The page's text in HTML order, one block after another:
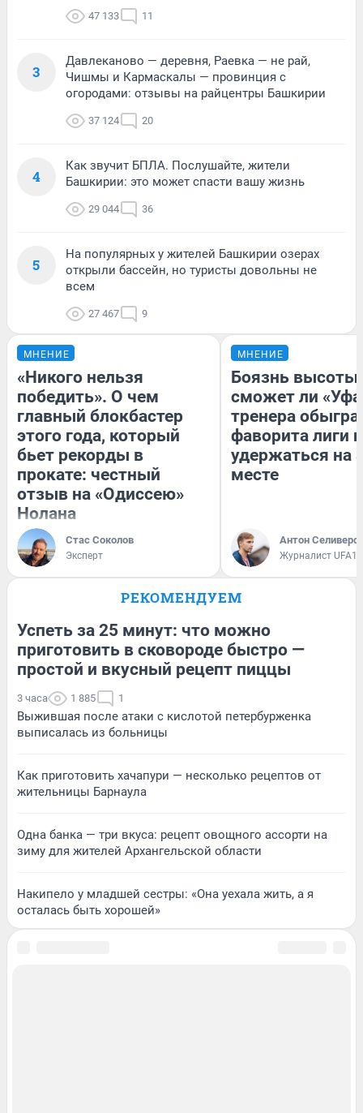
47 133 11
3
Давлеканово — деревня, Раевка — не рай,
Чишмы и Кармаскалы — провинция с
огородами: отзывы на райцентры Башкирии
37 124 20
4
Как звучит БПЛА. Послушайте, жители
Башкирии: это может спасти вашу жизнь
29 044 36
5
На популярных у жителей Башкирии озерах
открыли бассейн, но туристы довольны не
всем
27 467 9
МНЕНИЕ
«Никого нельзя
победить». О чем
главный блокбастер
этого года, который
бьет рекорды в
прокате: честный
отзыв на «Одиссею»
Нолана
Стас Соколов
Эксперт
МНЕНИЕ
Боязнь высоты:
сможет ли
тренера
фаворита лиги и
удержаться на
месте
Антон
Журналист
РЕКОМЕНДУЕМ
Успеть за 25 минут: что можно
приготовить в сковороде быстро —
простой и вкусный рецепт пиццы
3 часа 1 885 1
Выжившая после атаки с кислотой петербурженка
выписалась из больницы
Как приготовить хачапури — несколько рецептов от
жительницы Барнаула
Одна банка — три вкуса: рецепт овощного ассорти на
зиму для жителей Архангельской области
Накипело у младшей сестры: «Она уехала жить, а я
осталась быть хорошей»